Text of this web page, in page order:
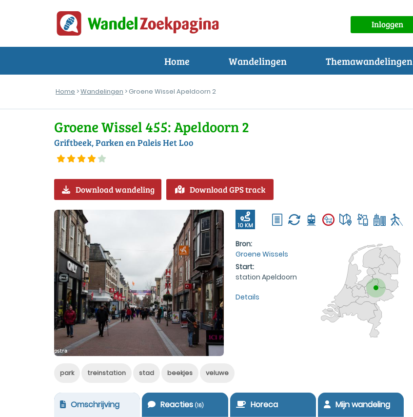
Inloggen
Home Wandelingen Themawandelingen
Home >Wandelingen > Groene Wissel Apeldoorn 2
Groene Wissel 455: Apeldoorn 2
Griftbeek, Parken en Paleis Het Loo
Download wandeling Download GPS track
10 KM
Bron:
Groene Wissels
Start:
station Apeldoorn
Details
park treinstation stad beekjes veluwe
Omschrijving Reacties(16) Horeca Mijn wandeling